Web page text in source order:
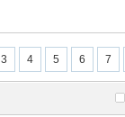
3 4 5 6 7